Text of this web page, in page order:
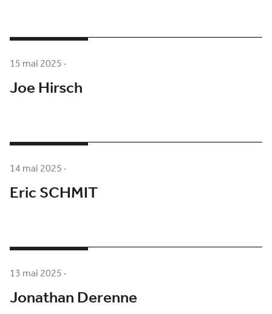
15 mai 2025·
Joe Hirsch
14 mai 2025·
Eric SCHMIT
13 mai 2025·
Jonathan Derenne